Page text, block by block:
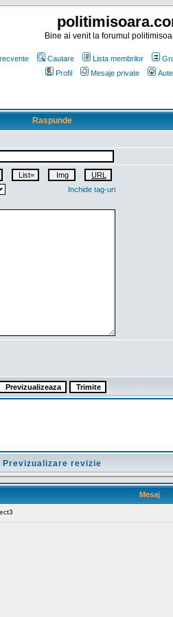
Bine ai venit la forumul
Cautare Lista membrilor
Profil
Mesaje private
Raspunde
Inchide tag-uri
Previzualizare revizie